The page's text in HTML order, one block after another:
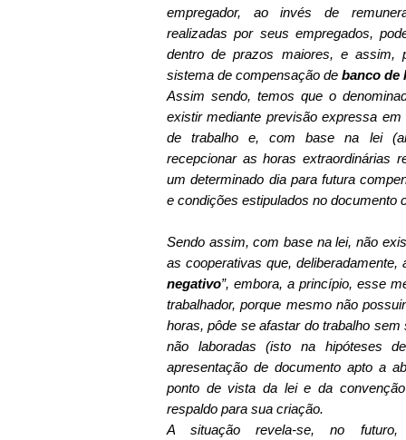
empregador, ao invés de
realizadas por seus empregados,
dentro de prazos maiores, e assim,
sistema de compensação de banco de
Assim sendo, temos que o
existir mediante previsão expressa
de trabalho e, com base na lei
recepcionar as horas extraordinárias
um determinado dia para futura
e condições estipulados no documento
Sendo assim, com base na lei, não
as cooperativas que, deliberadamente,
negativo”, embora, a princípio, esse
trabalhador, porque mesmo não
horas, pôde se afastar do trabalho
não laboradas (isto na hipóteses
apresentação de documento apto a
ponto de vista da lei e da
respaldo para sua criação.
A situação revela-se, no futuro,